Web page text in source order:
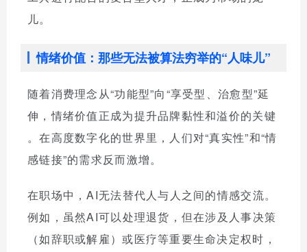
儿。
情绪价值：那些无法被算法穷举的“人味儿”
随着消费理念从“功能型”向“享受型、治愈型”延
伸，情绪价值正成为提升品牌黏性和溢价的关键
。在高度数字化的世界里，人们对“真实性”和“情
感链接”的需求反而激增。
在职场中，AI无法替代人与人之间的情感交流。
例如，虽然AI可以处理退货，但在涉及人事决策
（如辞职或解雇）或医疗等重要生命决定权时，